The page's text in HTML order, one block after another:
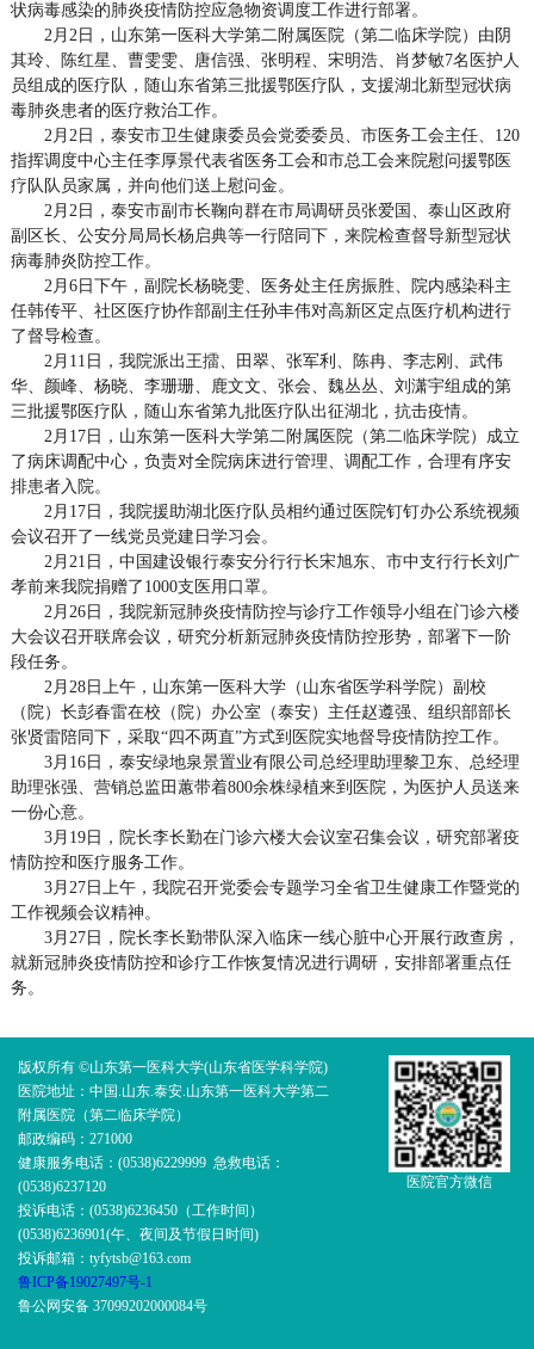
状病毒感染的肺炎疫情防控应急物资调度工作进行部署。
2月2日，山东第一医科大学第二附属医院（第二临床学院）由阴
其玲、陈红星、曹雯雯、唐信强、张明程、宋明浩、肖梦敏7名医护人
员组成的医疗队，随山东省第三批援鄂医疗队，支援湖北新型冠状病
毒肺炎患者的医疗救治工作。
2月2日，泰安市卫生健康委员会党委委员、市医务工会主任、120
指挥调度中心主任李厚景代表省医务工会和市总工会来院慰问援鄂医
疗队队员家属，并向他们送上慰问金。
2月2日，泰安市副市长鞠向群在市局调研员张爱国、泰山区政府
副区长、公安分局局长杨启典等一行陪同下，来院检查督导新型冠状
病毒肺炎防控工作。
2月6日下午，副院长杨晓雯、医务处主任房振胜、院内感染科主
任韩传平、社区医疗协作部副主任孙丰伟对高新区定点医疗机构进行
了督导检查。
2月11日，我院派出王擂、田翠、张军利、陈冉、李志刚、武伟
华、颜峰、杨晓、李珊珊、鹿文文、张会、魏丛丛、刘潇宇组成的第
三批援鄂医疗队，随山东省第九批医疗队出征湖北，抗击疫情。
2月17日，山东第一医科大学第二附属医院（第二临床学院） 成立
了病床调配中心，负责对全院病床进行管理、调配工作，合理有序安
排患者入院。
2月17日，我院援助湖北医疗队员相约通过医院钉钉办公系统视频
会议召开了一线党员党建日学习会。
2月21日，中国建设银行泰安分行行长宋旭东、市中支行行长刘广
孝前来我院捐赠了1000支医用口罩。
2月26日，我院新冠肺炎疫情防控与诊疗工作领导小组在门诊六楼
大会议召开联席会议，研究分析新冠肺炎疫情防控形势，部署下一阶
段任务。
2月28日上午，山东第一医科大学（山东省医学科学院）副校
（院）长彭春雷在校（院）办公室（泰安）主任赵遵强、组织部部长
张贤雷陪同下，采取“四不两直”方式到医院实地督导疫情防控工作。
3月16日，泰安绿地泉景置业有限公司总经理助理黎卫东、总经理
助理张强、营销总监田蕙带着800余株绿植来到医院，为医护人员送来
一份心意。
3月19日，院长李长勤在门诊六楼大会议室召集会议，研究部署疫
情防控和医疗服务工作。
3月27日上午，我院召开党委会专题学习全省卫生健康工作暨党的
工作视频会议精神。
3月27日，院长李长勤带队深入临床一线心脏中心开展行政查房，
就新冠肺炎疫情防控和诊疗工作恢复情况进行调研，安排部署重点任
务。
版权所有 ©山东第一医科大学(山东省医学科学院)
医院地址：中国.山东.泰安.山东第一医科大学第二
附属医院（第二临床学院）
邮政编码：271000
健康服务电话：(0538)6229999 急救电话：
(0538)6237120
投诉电话：(0538)6236450（工作时间）
(0538)6236901(午、夜间及节假日时间)
投诉邮箱：tyfytsb@163.com
鲁ICP备19027497号-1
鲁公网安备 37099202000084号
医院官方微信